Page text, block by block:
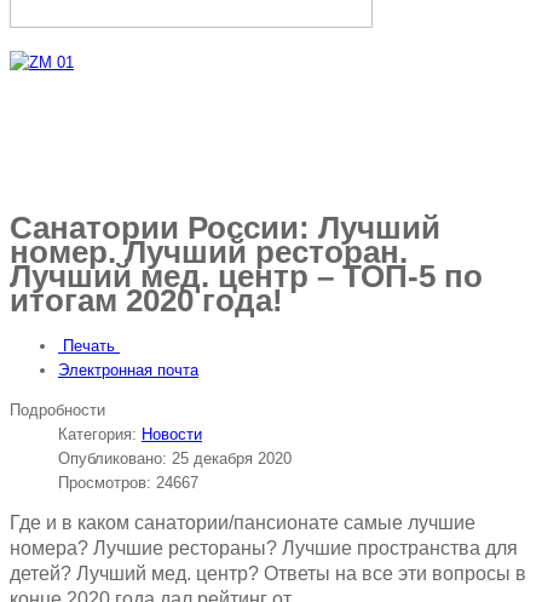
Санатории России: Лучший
номер. Лучший ресторан.
Лучший мед. центр – ТОП-5 по
итогам 2020 года!
Печать
Электронная почта
Подробности
Категория: Новости
Опубликовано: 25 декабря 2020
Просмотров: 24667
Где и в каком санатории/пансионате самые лучшие
номера? Лучшие рестораны? Лучшие пространства для
детей? Лучший мед. центр? Ответы на все эти вопросы в